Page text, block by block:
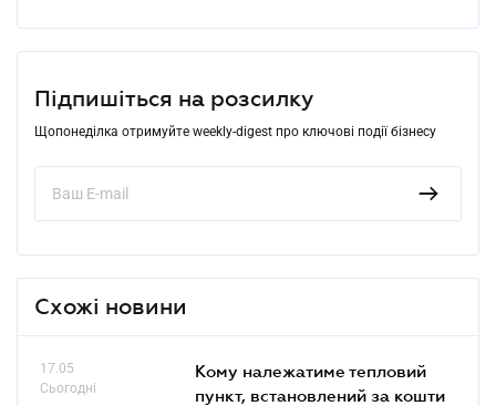
Підпишіться на розсилку
Щопонеділка отримуйте weekly-digest про ключові події бізнесу
Схожі новини
17.05
Сьогодні
Кому належатиме тепловий
пункт, встановлений за кошти